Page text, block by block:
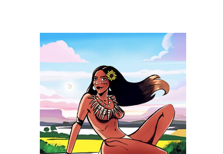
variantes.
Las
opciones
pueden
elegir
en
la
página
de